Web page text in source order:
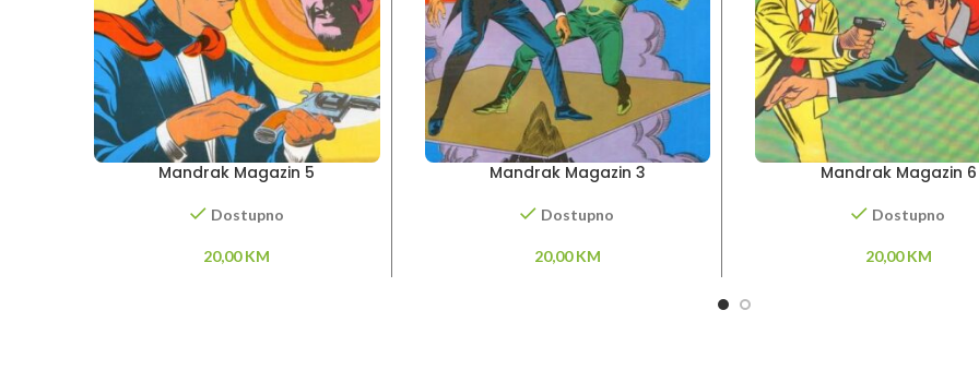
Mandrak Magazin 5
Dostupno
20,00KM
Mandrak Magazin 3
Dostupno
20,00KM
Mandrak Magazin 6
Dostupno
20,00KM